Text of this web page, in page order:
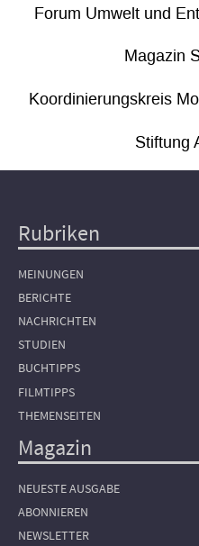
Forum Umwelt und
Magazin
Koordinierungskreis
Stiftung
Hauptnavigation
Rubriken
MEINUNGEN
BERICHTE
NACHRICHTEN
STUDIEN
BUCHTIPPS
FILMTIPPS
THEMENSEITEN
Magazin
NEUESTE AUSGABE
ABONNIEREN
NEWSLETTER